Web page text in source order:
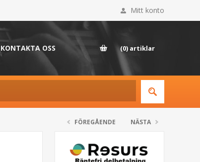
Mitt konto
KONTAKTA OSS (0) artiklar
FÖREGÅENDE NÄSTA